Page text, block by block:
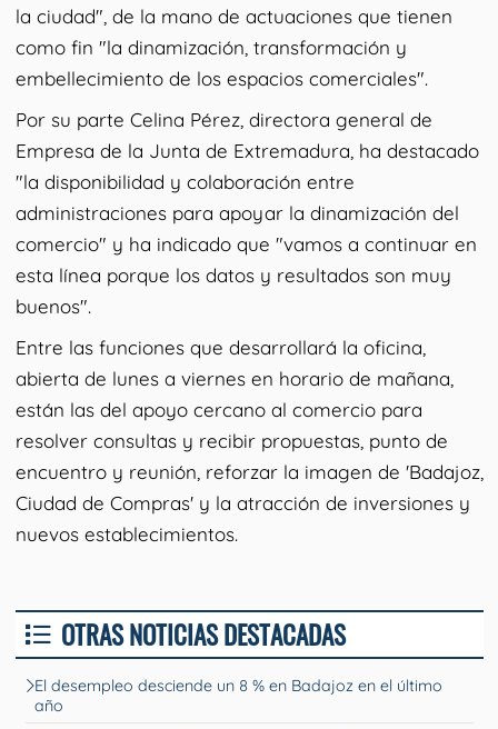
la ciudad", de la mano de actuaciones que tienen
como fin "la dinamización, transformación y
embellecimiento de los espacios comerciales".
Por su parte Celina Pérez, directora general de
Empresa de la Junta de Extremadura, ha destacado
"la disponibilidad y colaboración entre
administraciones para apoyar la dinamización del
comercio" y ha indicado que "vamos a continuar en
esta línea porque los datos y resultados son muy
buenos".
Entre las funciones que desarrollará la oficina,
abierta de lunes a viernes en horario de mañana,
están las del apoyo cercano al comercio para
resolver consultas y recibir propuestas, punto de
encuentro y reunión, reforzar la imagen de 'Badajoz,
Ciudad de Compras' y la atracción de inversiones y
nuevos establecimientos.
OTRAS NOTICIAS DESTACADAS
El desempleo desciende un 8 % en Badajoz en el último
año